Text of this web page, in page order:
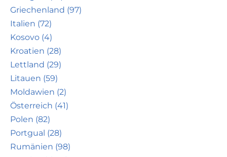
Griechenland (97)
Italien (72)
Kosovo (4)
Kroatien (28)
Lettland (29)
Litauen (59)
Moldawien (2)
Österreich (41)
Polen (82)
Portgual (28)
Rumänien (98)